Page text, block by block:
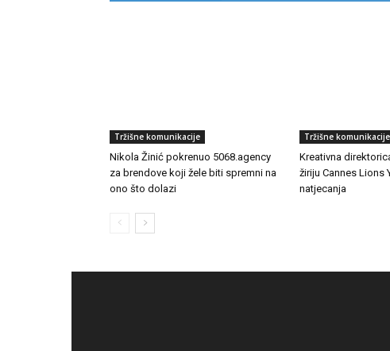
Tržišne komunikacije
Nikola Žinić pokrenuo 5068.agency
za brendove koji žele biti spremni na
ono što dolazi
Tržišne komunikacije
Kreativna
žiriju Cannes Lions
natjecanja